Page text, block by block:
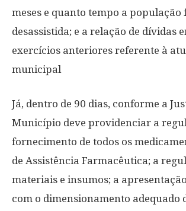
meses e quanto tempo a população
desassistida; e a relação de dívidas
exercícios anteriores referente à
municipal
Já, dentro de 90 dias, conforme a
Município deve providenciar a
fornecimento de todos os
de Assistência Farmacêutica; a
materiais e insumos; a
com o dimensionamento adequado